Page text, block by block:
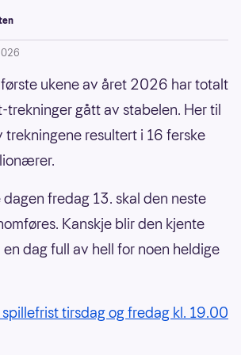
ukene av året 2026 har totalt
gått av stabelen. Her til
trekningene resultert i 16 ferske
dagen fredag 13. skal den neste
Kanskje blir den kjente
dag full av hell for noen heldige
tirsdag og fredag kl. 19.00